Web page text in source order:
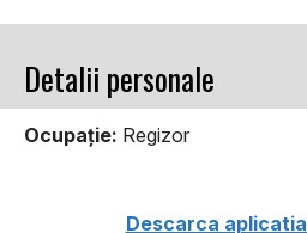
Detalii personale
Ocupaţie: Regizor
Descarca